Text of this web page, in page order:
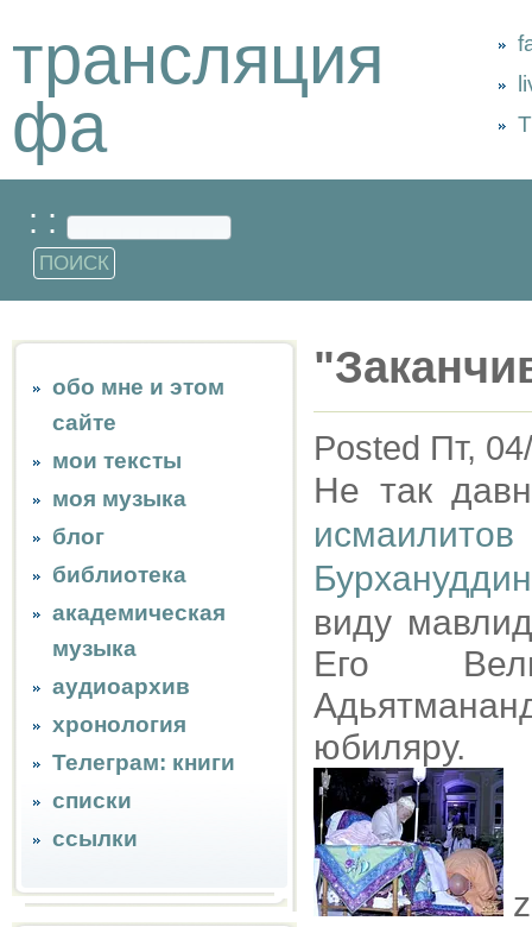
трансляция
фа
: :
обо мне и этом
сайте
мои тексты
моя музыка
блог
библиотека
академическая
музыка
аудиоархив
хронология
Телеграм: книги
списки
ссылки
Posted Пт,
Не так
виду
Его
юбиляру.